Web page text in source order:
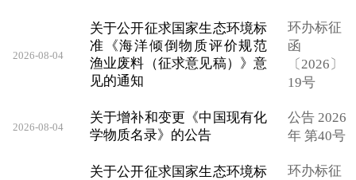
2026-08-04
关于公开征求国家生态环境标
准《海洋倾倒物质评价规范
渔业废料（征求意见稿）》意
见的通知
环办标征
函
〔2026〕
19号
2026-08-04
关于增补和变更《中国现有化
学物质名录》的公告
公告 2026
年 第40号
关于公开征求国家生态环境标
环办标征